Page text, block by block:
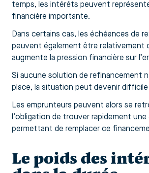
temps, les intérêts peuvent
financière importante.
Dans certains cas, les échéances de
peuvent également être relativement
augmente la pression financière sur
Si aucune solution de refinancement
place, la situation peut devenir difficile
Les emprunteurs peuvent alors se
l’obligation de trouver rapidement
permettant de remplacer ce
Le poids des